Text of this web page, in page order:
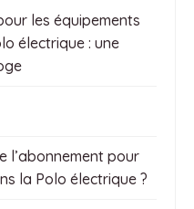
les équipements
électrique : une
l’abonnement pour
la Polo électrique ?